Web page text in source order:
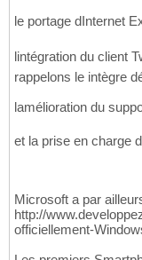
le portage dInternet
lintégration du client
rappelons le intègre
lamélioration du
et la prise en charge
Microsoft a par
http://
officiellement-